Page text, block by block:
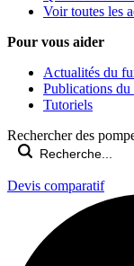
Voir toutes les
Pour vous aider
Actualités du
Publications du
Tutoriels
Rechercher des
Devis comparatif